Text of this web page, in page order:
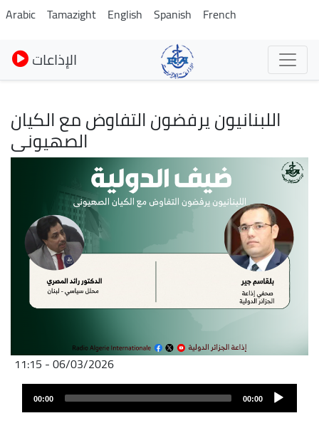
Skip
to
main
content
Arabic Tamazight English Spanish French
الإذاعات
اللبنانيون يرفضون التفاوض مع الكيان
الصهيونى
Image
06/03/2026 - 11:15
Audio
00:00
00:00